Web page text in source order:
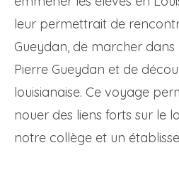
leur permettrait de
Gueydan, de marcher
Pierre Gueydan et de
louisianaise. Ce voyage
nouer des liens forts sur le
notre collège et un